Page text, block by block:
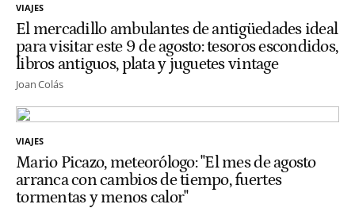
VIAJES
El mercadillo ambulantes de antigüedades ideal
para visitar este 9 de agosto: tesoros escondidos,
libros antiguos, plata y juguetes vintage
Joan Colás
VIAJES
Mario Picazo, meteorólogo: "El mes de agosto
arranca con cambios de tiempo, fuertes
tormentas y menos calor"